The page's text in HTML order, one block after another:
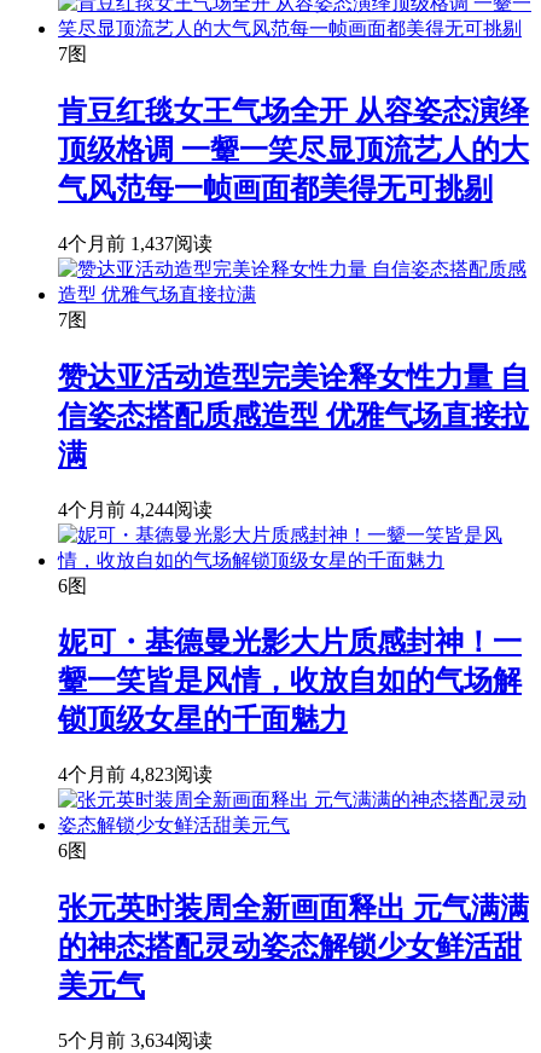
7图
肯豆红毯女王气场全开 从容姿态演绎
顶级格调 一颦一笑尽显顶流艺人的大
气风范每一帧画面都美得无可挑剔
4个月前 1,437阅读
7图
赞达亚活动造型完美诠释女性力量 自
信姿态搭配质感造型 优雅气场直接拉
满
4个月前 4,244阅读
6图
妮可・基德曼光影大片质感封神！一
颦一笑皆是风情，收放自如的气场解
锁顶级女星的千面魅力
4个月前 4,823阅读
6图
张元英时装周全新画面释出 元气满满
的神态搭配灵动姿态解锁少女鲜活甜
美元气
5个月前 3,634阅读